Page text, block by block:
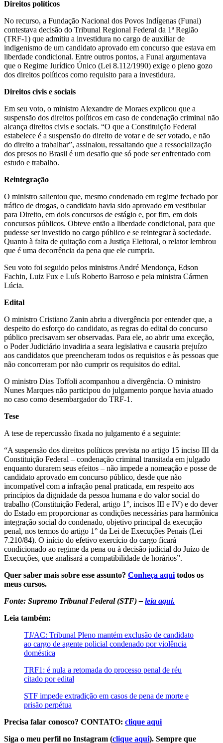
Direitos políticos
No recurso, a Fundação Nacional dos Povos Indígenas (Funai)
contestava decisão do Tribunal Regional Federal da 1ª Região
(TRF-1) que admitiu a investidura no cargo de auxiliar de
indigenismo de um candidato aprovado em concurso que estava em
liberdade condicional. Entre outros pontos, a Funai argumentava
que o Regime Jurídico Único (Lei 8.112/1990) exige o pleno gozo
dos direitos políticos como requisito para a investidura.
Direitos civis e sociais
Em seu voto, o ministro Alexandre de Moraes explicou que a
suspensão dos direitos políticos em caso de condenação criminal não
alcança direitos civis e sociais. “O que a Constituição Federal
estabelece é a suspensão do direito de votar e de ser votado, e não
do direito a trabalhar”, assinalou, ressaltando que a ressocialização
dos presos no Brasil é um desafio que só pode ser enfrentado com
estudo e trabalho.
Reintegração
O ministro salientou que, mesmo condenado em regime fechado por
tráfico de drogas, o candidato havia sido aprovado em vestibular
para Direito, em dois concursos de estágio e, por fim, em dois
concursos públicos. Obteve então a liberdade condicional, para que
pudesse ser investido no cargo público e se reintegrar à sociedade.
Quanto à falta de quitação com a Justiça Eleitoral, o relator lembrou
que é uma decorrência da pena que ele cumpria.
Seu voto foi seguido pelos ministros André Mendonça, Edson
Fachin, Luiz Fux e Luís Roberto Barroso e pela ministra Cármen
Lúcia.
Edital
O ministro Cristiano Zanin abriu a divergência por entender que, a
despeito do esforço do candidato, as regras do edital do concurso
público precisavam ser observadas. Para ele, ao abrir uma exceção,
o Poder Judiciário invadiria a seara legislativa e causaria prejuízo
aos candidatos que preencheram todos os requisitos e às pessoas que
não concorreram por não cumprir os requisitos do edital.
O ministro Dias Toffoli acompanhou a divergência. O ministro
Nunes Marques não participou do julgamento porque havia atuado
no caso como desembargador do TRF-1.
Tese
A tese de repercussão fixada no julgamento é a seguinte:
“A suspensão dos direitos políticos prevista no artigo 15 inciso III da
Constituição Federal – condenação criminal transitada em julgado
enquanto durarem seus efeitos – não impede a nomeação e posse de
candidato aprovado em concurso público, desde que não
incompatível com a infração penal praticada, em respeito aos
princípios da dignidade da pessoa humana e do valor social do
trabalho (Constituição Federal, artigo 1°, incisos III e IV) e do dever
do Estado em proporcionar as condições necessárias para harmônica
integração social do condenado, objetivo principal da execução
penal, nos termos do artigo 1° da Lei de Execuções Penais (Lei
7.210/84). O início do efetivo exercício do cargo ficará
condicionado ao regime da pena ou à decisão judicial do Juízo de
Execuções, que analisará a compatibilidade de horários”.
Quer saber mais sobre esse assunto? Conheça aqui todos os
meus cursos.
Fonte: Supremo Tribunal Federal (STF) – leia aqui.
Leia também:
TJ/AC: Tribunal Pleno mantém exclusão de candidato
ao cargo de agente policial condenado por violência
doméstica
TRF1: é nula a retomada do processo penal de réu
citado por edital
STF impede extradição em casos de pena de morte e
prisão perpétua
Precisa falar conosco? CONTATO: clique aqui
Siga o meu perfil no Instagram (clique aqui). Sempre que